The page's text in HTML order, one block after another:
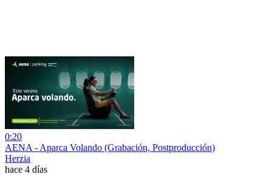
0:20
AENA - Aparca Volando (Grabación, Postproducción)
Herzia
hace 4 días